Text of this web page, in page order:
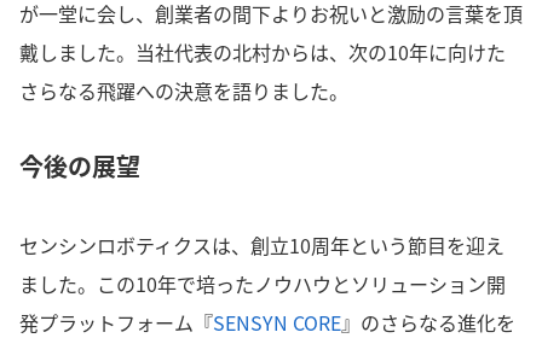
が一堂に会し、創業者の間下よりお祝いと激励の言葉を頂
戴しました。当社代表の北村からは、次の10年に向けた
さらなる飛躍への決意を語りました。
今後の展望
センシンロボティクスは、創立10周年という節目を迎え
ました。この10年で培ったノウハウとソリューション開
発プラットフォーム『SENSYN CORE』のさらなる進化を